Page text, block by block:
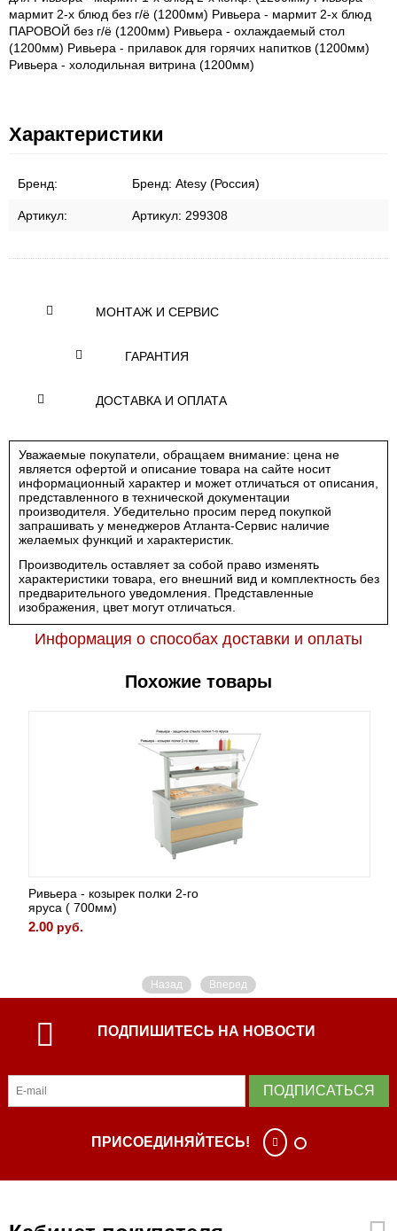
мармит 2-х блюд без г/ё (1200мм) Ривьера - мармит 2-х блюд
ПАРОВОЙ без г/ё (1200мм) Ривьера - охлаждаемый стол
(1200мм) Ривьера - прилавок для горячих напитков (1200мм)
Ривьера - холодильная витрина (1200мм)
Характеристики
Бренд: Бренд: Atesy (Россия)
Артикул: Артикул: 299308
МОНТАЖ И СЕРВИС
ГАРАНТИЯ
ДОСТАВКА И ОПЛАТА
Уважаемые покупатели, обращаем внимание: цена не
является офертой и описание товара на сайте носит
информационный характер и может отличаться от описания,
представленного в технической документации
производителя. Убедительно просим перед покупкой
запрашивать у менеджеров Атланта-Сервис наличие
желаемых функций и характеристик.
Производитель оставляет за собой право изменять
характеристики товара, его внешний вид и комплектность без
предварительного уведомления. Представленные
изображения, цвет могут отличаться.
Информация о способах доставки и оплаты
Похожие товары
Ривьера - козырек полки 2-го
яруса ( 700мм)
2.00 руб.
Назад Вперед
ПОДПИШИТЕСЬ НА НОВОСТИ
ПОДПИСАТЬСЯ
ПРИСОЕДИНЯЙТЕСЬ!